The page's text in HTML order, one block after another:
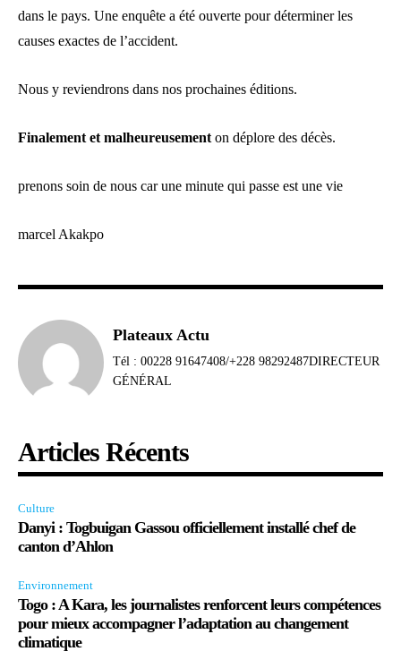
dans le pays. Une enquête a été ouverte pour déterminer les
causes exactes de l’accident.
Nous y reviendrons dans nos prochaines éditions.
Finalement et malheureusementon déplore des décès.
prenons soin de nous car une minute qui passe est une vie
marcel Akakpo
Plateaux Actu
Tél : 00228 91647408/+228 98292487DIRECTEUR
GÉNÉRAL
Articles Récents
Culture
Danyi : Togbuigan Gassou officiellement installé chef de
canton d’Ahlon
Environnement
Togo : A Kara, les journalistes renforcent leurs compétences
pour mieux accompagner l’adaptation au changement
climatique